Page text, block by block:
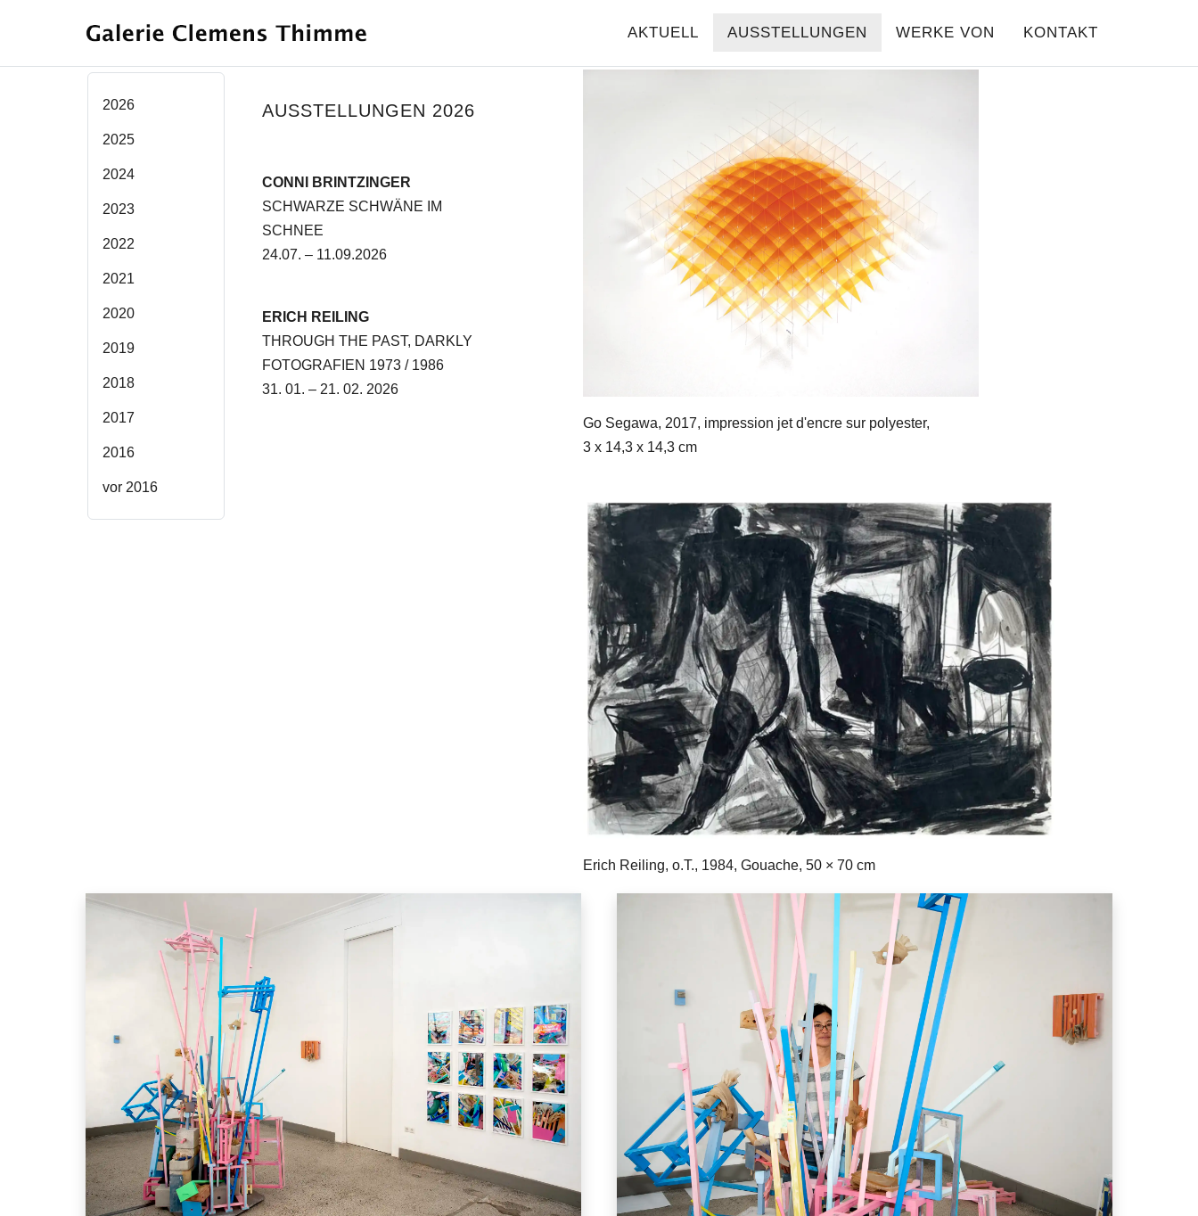
AKTUELL AUSSTELLUNGEN WERKE VON KONTAKT
2026
2025
2024
2023
2022
2021
2020
2019
2018
2017
2016
vor 2016
AUSSTELLUNGEN 2026
CONNI BRINTZINGER
SCHWARZE SCHWÄNE IM
SCHNEE
24.07. – 11.09.2026
ERICH REILING
THROUGH THE PAST, DARKLY
FOTOGRAFIEN 1973 / 1986
31. 01. – 21. 02. 2026
Go Segawa, 2017, impression jet d'encre sur polyester,
3 x 14,3 x 14,3 cm
Erich Reiling, o.T., 1984, Gouache, 50 × 70 cm